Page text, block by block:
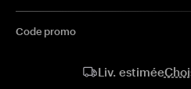
Code promo
Liv. estimée